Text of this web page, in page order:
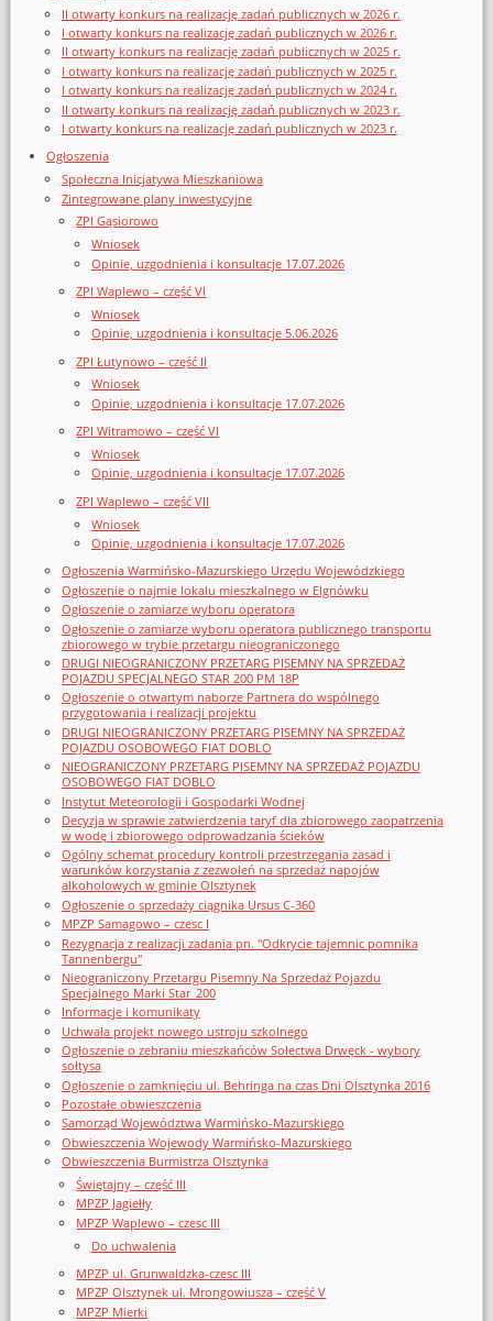
II otwarty konkurs na realizację zadań publicznych w 2026 r.
I otwarty konkurs na realizację zadań publicznych w 2026 r.
II otwarty konkurs na realizację zadań publicznych w 2025 r.
I otwarty konkurs na realizację zadań publicznych w 2025 r.
I otwarty konkurs na realizację zadań publicznych w 2024 r.
II otwarty konkurs na realizację zadań publicznych w 2023 r.
I otwarty konkurs na realizację zadań publicznych w 2023 r.
Ogłoszenia
Społeczna Inicjatywa Mieszkaniowa
Zintegrowane plany inwestycyjne
ZPI Gąsiorowo
Wniosek
Opinie, uzgodnienia i konsultacje 17.07.2026
ZPI Waplewo – część VI
Wniosek
Opinie, uzgodnienia i konsultacje 5.06.2026
ZPI Łutynowo – część II
Wniosek
Opinie, uzgodnienia i konsultacje 17.07.2026
ZPI Witramowo – część VI
Wniosek
Opinie, uzgodnienia i konsultacje 17.07.2026
ZPI Waplewo – część VII
Wniosek
Opinie, uzgodnienia i konsultacje 17.07.2026
Ogłoszenia Warmińsko-Mazurskiego Urzędu Wojewódzkiego
Ogłoszenie o najmie lokalu mieszkalnego w Elgnówku
Ogłoszenie o zamiarze wyboru operatora
Ogłoszenie o zamiarze wyboru operatora publicznego transportu
zbiorowego w trybie przetargu nieograniczonego
DRUGI NIEOGRANICZONY PRZETARG PISEMNY NA SPRZEDAŻ
POJAZDU SPECJALNEGO STAR 200 PM 18P
Ogłoszenie o otwartym naborze Partnera do wspólnego
przygotowania i realizacji projektu
DRUGI NIEOGRANICZONY PRZETARG PISEMNY NA SPRZEDAŻ
POJAZDU OSOBOWEGO FIAT DOBLO
NIEOGRANICZONY PRZETARG PISEMNY NA SPRZEDAŻ POJAZDU
OSOBOWEGO FIAT DOBLO
Instytut Meteorologii i Gospodarki Wodnej
Decyzja w sprawie zatwierdzenia taryf dla zbiorowego zaopatrzenia
w wodę i zbiorowego odprowadzania ścieków
Ogólny schemat procedury kontroli przestrzegania zasad i
warunków korzystania z zezwoleń na sprzedaż napojów
alkoholowych w gminie Olsztynek
Ogłoszenie o sprzedaży ciągnika Ursus C-360
MPZP Samagowo – czesc I
Rezygnacja z realizacji zadania pn. "Odkrycie tajemnic pomnika
Tannenbergu"
Nieograniczony Przetargu Pisemny Na Sprzedaż Pojazdu
Specjalnego Marki Star_200
Informacje i komunikaty
Uchwała projekt nowego ustroju szkolnego
Ogłoszenie o zebraniu mieszkańców Sołectwa Drwęck - wybory
sołtysa
Ogłoszenie o zamknięciu ul. Behringa na czas Dni Olsztynka 2016
Pozostałe obwieszczenia
Samorząd Województwa Warmińsko-Mazurskiego
Obwieszczenia Wojewody Warmińsko-Mazurskiego
Obwieszczenia Burmistrza Olsztynka
Świętajny – część III
MPZP Jagiełły
MPZP Waplewo – czesc III
Do uchwalenia
MPZP ul. Grunwaldzka-czesc III
MPZP Olsztynek ul. Mrongowiusza – część V
MPZP Mierki